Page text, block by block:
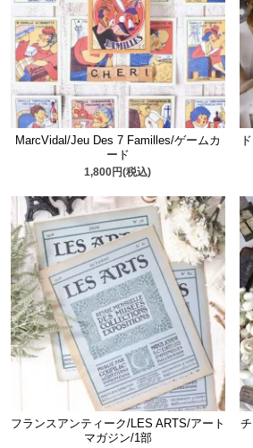
MarcVidal/Jeu Des 7 Familles/ゲームカ
ード
1,800円(税込)
フランスアンティーク/LES ARTS/アート
マガジン/1部